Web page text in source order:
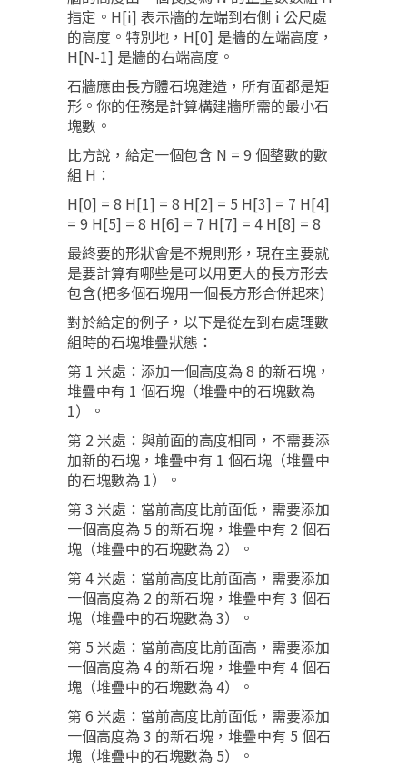
指定。H[i] 表示牆的左端到右側 i 公尺處
的高度。特別地，H[0] 是牆的左端高度，
H[N-1] 是牆的右端高度。
石牆應由長方體石塊建造，所有面都是矩
形。你的任務是計算構建牆所需的最小石
塊數。
比方說，給定一個包含 N = 9 個整數的數
組 H：
H[0] = 8 H[1] = 8 H[2] = 5 H[3] = 7 H[4]
= 9 H[5] = 8 H[6] = 7 H[7] = 4 H[8] = 8
最終要的形狀會是不規則形，現在主要就
是要計算有哪些是可以用更大的長方形去
包含(把多個石塊用一個長方形合併起來)
對於給定的例子，以下是從左到右處理數
組時的石塊堆疊狀態：
第 1 米處：添加一個高度為 8 的新石塊，
堆疊中有 1 個石塊（堆疊中的石塊數為
1）。
第 2 米處：與前面的高度相同，不需要添
加新的石塊，堆疊中有 1 個石塊（堆疊中
的石塊數為 1）。
第 3 米處：當前高度比前面低，需要添加
一個高度為 5 的新石塊，堆疊中有 2 個石
塊（堆疊中的石塊數為 2）。
第 4 米處：當前高度比前面高，需要添加
一個高度為 2 的新石塊，堆疊中有 3 個石
塊（堆疊中的石塊數為 3）。
第 5 米處：當前高度比前面高，需要添加
一個高度為 4 的新石塊，堆疊中有 4 個石
塊（堆疊中的石塊數為 4）。
第 6 米處：當前高度比前面低，需要添加
一個高度為 3 的新石塊，堆疊中有 5 個石
塊（堆疊中的石塊數為 5）。